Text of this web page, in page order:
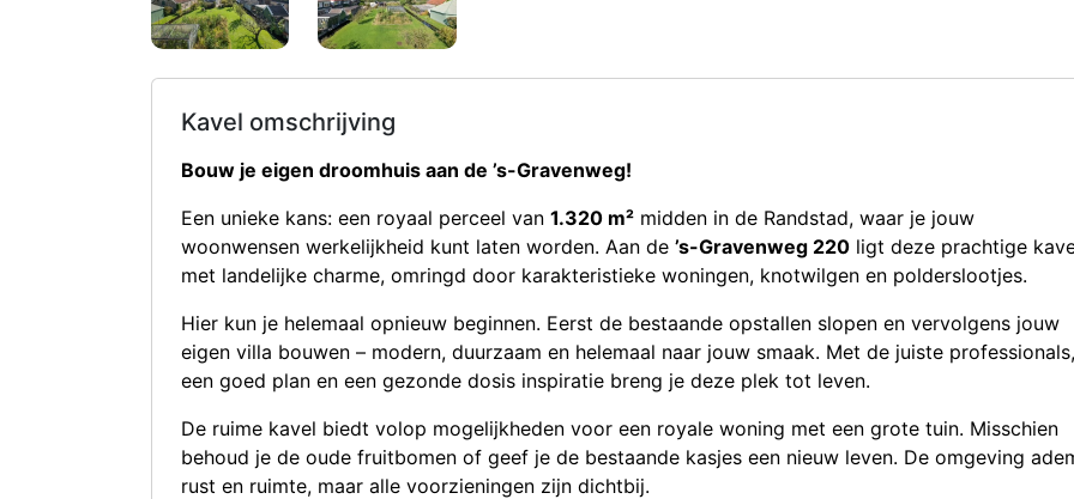
Kavel omschrijving
Bouw je eigen droomhuis aan de ’s-Gravenweg!
Een unieke kans: een royaal perceel van 1.320 m² midden in de Randstad, waar je jouw
woonwensen werkelijkheid kunt laten worden. Aan de ’s-Gravenweg 220 ligt deze prachtige
met landelijke charme, omringd door karakteristieke woningen, knotwilgen en polderslootjes.
Hier kun je helemaal opnieuw beginnen. Eerst de bestaande opstallen slopen en vervolgens jouw
eigen villa bouwen – modern, duurzaam en helemaal naar jouw smaak. Met de juiste professionals,
een goed plan en een gezonde dosis inspiratie breng je deze plek tot leven.
De ruime kavel biedt volop mogelijkheden voor een royale woning met een grote tuin. Misschien
behoud je de oude fruitbomen of geef je de bestaande kasjes een nieuw leven. De omgeving
rust en ruimte, maar alle voorzieningen zijn dichtbij.